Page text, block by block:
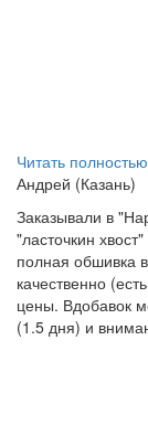
Читать полностью
Андрей (Казань)
Заказывали в
"ласточкин
полная обшивка
качественно
цены. Вдобавок
(1.5 дня) и